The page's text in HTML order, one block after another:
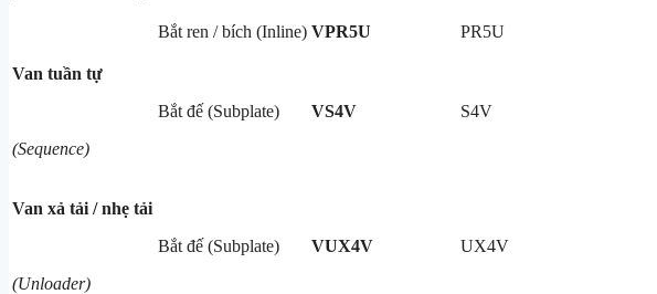
Bắt ren / bích (Inline) VPR5U PR5U
Van tuần tự
(Sequence)
Bắt đế (Subplate) VS4V S4V
Van xả tải / nhẹ tải
(Unloader)
Bắt đế (Subplate) VUX4V UX4V